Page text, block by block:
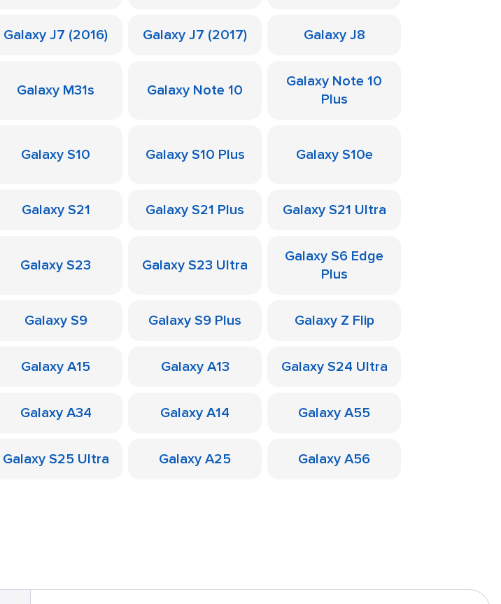
Galaxy J7 (2016) Galaxy J7 (2017) Galaxy J8
Galaxy M31s Galaxy Note 10
Galaxy Note 10
Plus
Galaxy S10 Galaxy S10 Plus Galaxy S10e
Galaxy S21 Galaxy S21 Plus Galaxy S21 Ultra
Galaxy S23 Galaxy S23 Ultra
Galaxy S6 Edge
Plus
Galaxy S9 Galaxy S9 Plus Galaxy Z Flip
Galaxy A15 Galaxy A13 Galaxy S24 Ultra
Galaxy A34 Galaxy A14 Galaxy A55
Galaxy S25 Ultra Galaxy A25 Galaxy A56